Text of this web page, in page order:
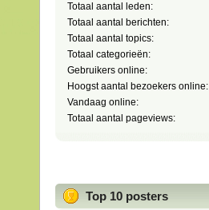
Totaal aantal leden:
Totaal aantal berichten:
Totaal aantal topics:
Totaal categorieën:
Gebruikers online:
Hoogst aantal bezoekers online:
Vandaag online:
Totaal aantal pageviews:
Top 10 posters